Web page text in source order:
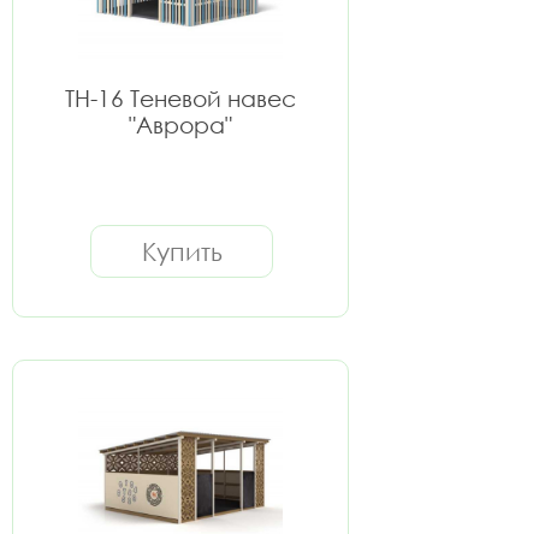
ТН-16 Теневой навес
"Аврора"
Купить